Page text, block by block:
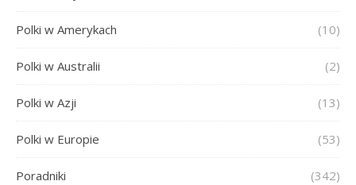
Polki w Amerykach (10)
Polki w Australii (2)
Polki w Azji (13)
Polki w Europie (53)
Poradniki (342)